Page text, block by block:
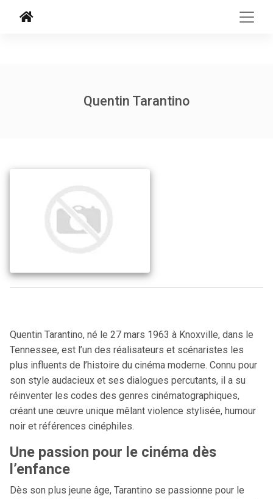
Quentin Tarantino
Quentin Tarantino, né le 27 mars 1963 à Knoxville, dans le
Tennessee, est l’un des réalisateurs et scénaristes les
plus influents de l’histoire du cinéma moderne. Connu pour
son style audacieux et ses dialogues percutants, il a su
réinventer les codes des genres cinématographiques,
créant une œuvre unique mêlant violence stylisée, humour
noir et références cinéphiles.
Une passion pour le cinéma dès
l’enfance
Dès son plus jeune âge, Tarantino se passionne pour le